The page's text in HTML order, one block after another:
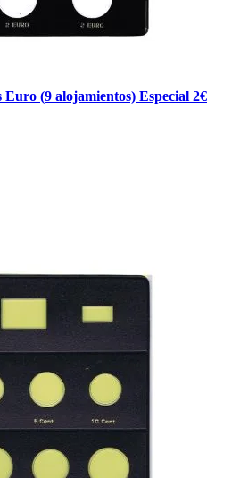
(9 alojamientos) Especial 2€